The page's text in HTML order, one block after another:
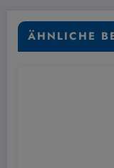
ÄHNLICHE